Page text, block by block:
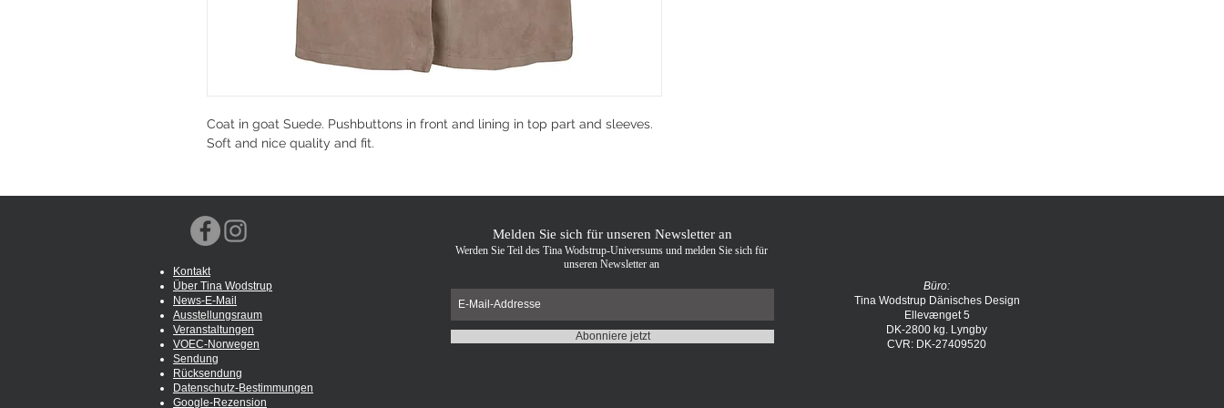
Coat in goat Suede. Pushbuttons in front and lining in top part and sleeves.
Soft and nice quality and fit.
Kontakt
Über Tina Wodstrup
News-E-Mail
Ausstellungsraum
Veranstaltungen
VOEC-Norwegen
Sendung
Rücksendung
Datenschutz-Bestimmungen
Google-Rezension
Melden Sie sich für unseren Newsletter an
Werden Sie Teil des Tina Wodstrup-Universums und melden Sie sich für
unseren Newsletter an
Abonniere jetzt
Büro:
Tina Wodstrup Dänisches Design
Ellevænget 5
DK-2800 kg. Lyngby
CVR: DK-27409520